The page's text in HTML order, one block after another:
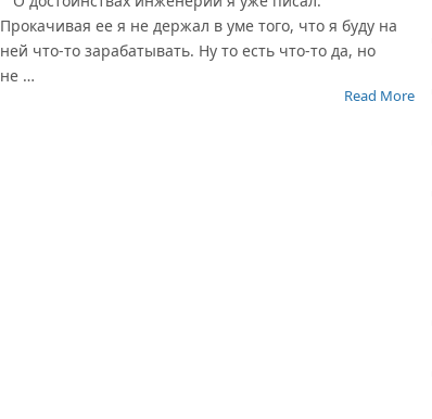
Прокачивая ее я не держал в уме того, что я буду на
ней что-то зарабатывать. Ну то есть что-то да, но
не …
Read More